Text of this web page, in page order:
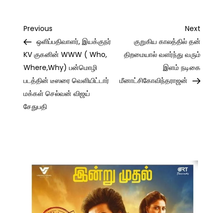
Post
navigation
Previous
Post
Previous
ஒளிப்பதிவாளர், இயக்குநர்
KV குகனின் WWW ( Who,
Where,Why) பன்மொழி
படத்தின் டீஸரை வெளியிட்டார்
மக்கள் செல்வன் விஜய்
சேதுபதி
Next
Post
Next
குறுகிய காலத்தில் தன்
திறமையால் வளர்ந்து வரும்
இளம் நடிகை
மீனாட்சிகோவிந்தராஜன்